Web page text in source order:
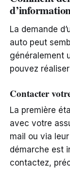
La demande
auto peut
généralement
pouvez
Contacter
La première
avec votre
mail ou via
démarche est
contactez,